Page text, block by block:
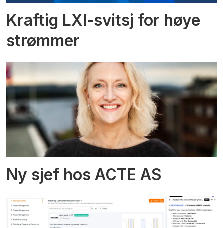
Kraftig LXI-svitsj for høye
strømmer
Ny sjef hos ACTE AS